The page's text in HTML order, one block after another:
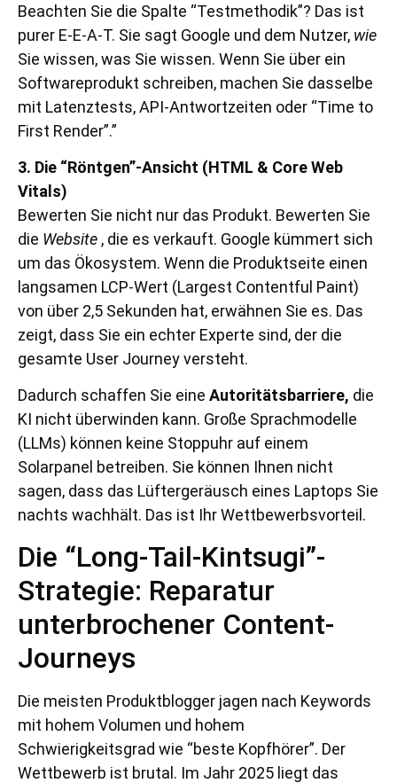
Beachten Sie die Spalte “Testmethodik”? Das ist
purer E-E-A-T. Sie sagt Google und dem Nutzer, wie
Sie wissen, was Sie wissen. Wenn Sie über ein
Softwareprodukt schreiben, machen Sie dasselbe
mit Latenztests, API-Antwortzeiten oder “Time to
First Render”.”
3. Die “Röntgen”-Ansicht (HTML & Core Web
Vitals)
Bewerten Sie nicht nur das Produkt. Bewerten Sie
die Website , die es verkauft. Google kümmert sich
um das Ökosystem. Wenn die Produktseite einen
langsamen LCP-Wert (Largest Contentful Paint)
von über 2,5 Sekunden hat, erwähnen Sie es. Das
zeigt, dass Sie ein echter Experte sind, der die
gesamte User Journey versteht.
Dadurch schaffen Sie eine Autoritätsbarriere, die
KI nicht überwinden kann. Große Sprachmodelle
(LLMs) können keine Stoppuhr auf einem
Solarpanel betreiben. Sie können Ihnen nicht
sagen, dass das Lüftergeräusch eines Laptops Sie
nachts wachhält. Das ist Ihr Wettbewerbsvorteil.
Die “Long-Tail-Kintsugi”-
Strategie: Reparatur
unterbrochener Content-
Journeys
Die meisten Produktblogger jagen nach Keywords
mit hohem Volumen und hohem
Schwierigkeitsgrad wie “beste Kopfhörer”. Der
Wettbewerb ist brutal. Im Jahr 2025 liegt das